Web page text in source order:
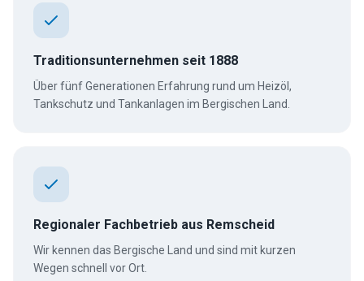
Traditionsunternehmen seit 1888
Über fünf Generationen Erfahrung rund um Heizöl,
Tankschutz und Tankanlagen im Bergischen Land.
Regionaler Fachbetrieb aus Remscheid
Wir kennen das Bergische Land und sind mit kurzen
Wegen schnell vor Ort.